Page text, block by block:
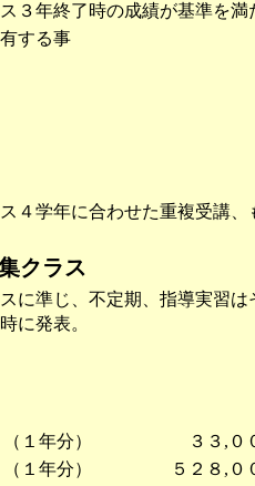
３年終了時の成績が基準を満
する事
４学年に合わせた重複受講
クラス
に準じ、不定期、指導実習
に発表。
（１年分）
３３,０
（１年分）
５２８,０